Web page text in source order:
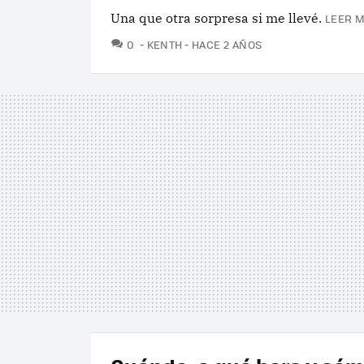
Una que otra sorpresa si me llevé. LEER
0 COMENTARIOS
KENTH HACE 2 AÑOS